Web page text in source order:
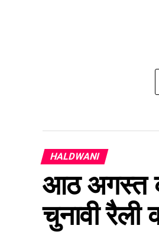
HALDWANI
आठ अगस्त
चुनावी रैली